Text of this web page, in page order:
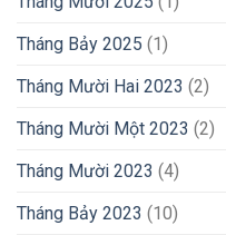
Tháng Bảy 2025 (1)
Tháng Mười Hai 2023 (2)
Tháng Mười Một 2023 (2)
Tháng Mười 2023 (4)
Tháng Bảy 2023 (10)